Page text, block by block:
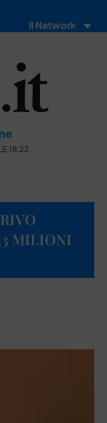
Il Network
18:22
MILIONI